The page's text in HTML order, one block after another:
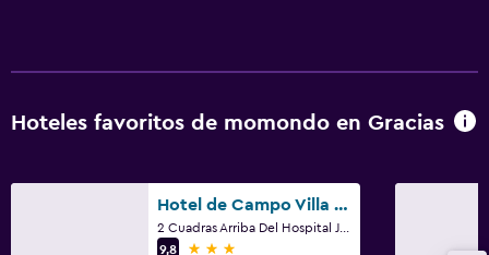
Hoteles favoritos de momondo en Gracias
Hotel de Campo Villa de Ada
9,8
3 estrellas